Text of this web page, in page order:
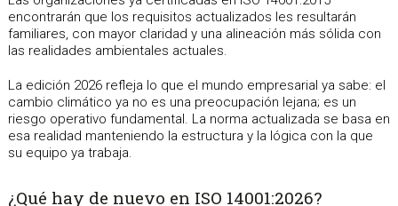
encontrarán que los requisitos actualizados les resultarán
familiares, con mayor claridad y una alineación más sólida con
las realidades ambientales actuales.
La edición 2026 refleja lo que el mundo empresarial ya sabe: el
cambio climático ya no es una preocupación lejana; es un
riesgo operativo fundamental. La norma actualizada se basa en
esa realidad manteniendo la estructura y la lógica con la que
su equipo ya trabaja.
¿Qué hay de nuevo en ISO 14001:2026?